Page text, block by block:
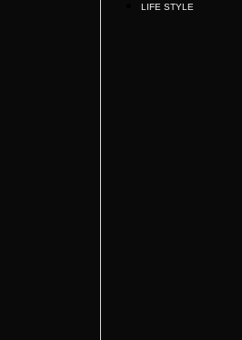
LIFE STYLE